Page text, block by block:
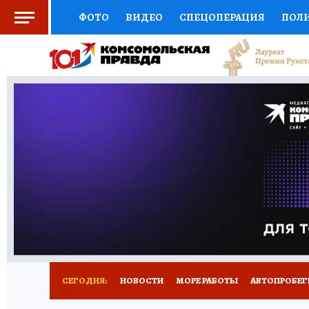
ФОТО ВИДЕО СПЕЦОПЕРАЦИЯ
СОЦПОДДЕРЖКА НАУКА СПОРТ
ВЫБОР ЭКСПЕРТОВ ДОКТОР
ПРОГНОЗЫ НА СПОРТ
НОВОЕ
СЕГОДНЯ: НОВОСТИ МОРЕ РАБОТЫ